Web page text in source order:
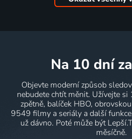
na 10 dní
Objevte moderní způsob
nebudete chtít měnit. Užívejte
zpětně, balíček HBO,
9549 filmy a seriály a další
už dávno. Poté může být
měsíčně.